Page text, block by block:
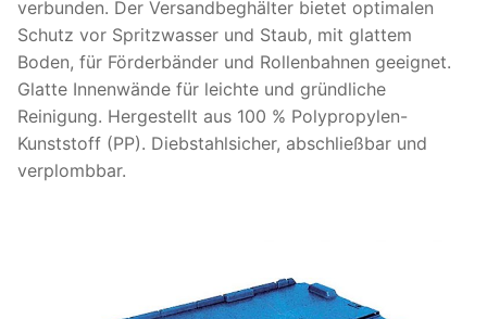
verbunden. Der Versandbeghälter bietet optimalen
Schutz vor Spritzwasser und Staub, mit glattem
Boden, für Förderbänder und Rollenbahnen geeignet.
Glatte Innenwände für leichte und gründliche
Reinigung. Hergestellt aus 100 % Polypropylen-
Kunststoff (PP). Diebstahlsicher, abschließbar und
verplombbar.